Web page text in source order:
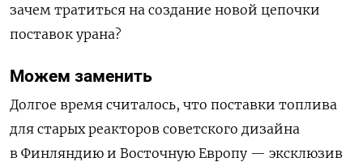
зачем тратиться на создание новой цепочки
поставок урана?
Можем заменить
Долгое время считалось, что поставки топлива
для старых реакторов советского дизайна
в Финляндию и Восточную Европу — эксклюзив